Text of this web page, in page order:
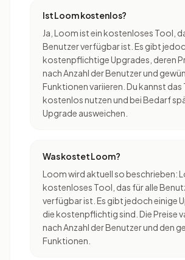
Ist Loom kostenlos?
Ja, Loom ist ein kostenloses Tool,
Benutzer verfügbar ist. Es gibt
kostenpflichtige Upgrades, deren
nach Anzahl der Benutzer und
Funktionen variieren. Du kannst das
kostenlos nutzen und bei Bedarf
Upgrade ausweichen.
Was kostet Loom?
Loom wird aktuell so beschrieben:
kostenloses Tool, das für alle
verfügbar ist. Es gibt jedoch einige
die kostenpflichtig sind. Die Preise
nach Anzahl der Benutzer und den
Funktionen.